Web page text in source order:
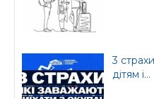
3
дітям і...